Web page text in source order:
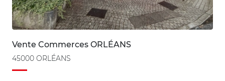
Vente Commerces ORLÉANS
45000 ORLÉANS